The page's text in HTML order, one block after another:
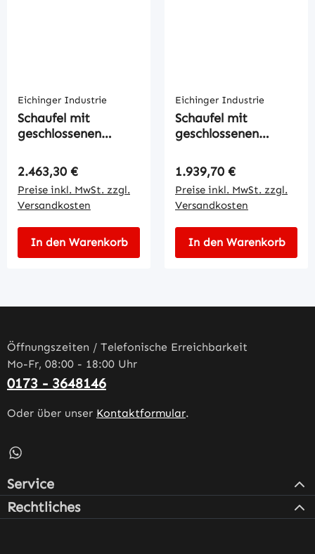
Eichinger Industrie
Schaufel mit
geschlossenen
Regulärer Preis:
2.463,30 €
Preise inkl. MwSt. zzgl.
Versandkosten
In den Warenkorb
Eichinger Industrie
Schaufel mit
geschlossenen
Regulärer Preis:
1.939,70 €
Preise inkl. MwSt. zzgl.
Versandkosten
In den Warenkorb
Öffnungszeiten / Telefonische Erreichbarkeit
Mo-Fr, 08:00 - 18:00 Uhr
0173 - 3648146
Oder über unser Kontaktformular.
Schreib uns auf WhatsApp – öffnet in neuem Tab
Service
Rechtliches